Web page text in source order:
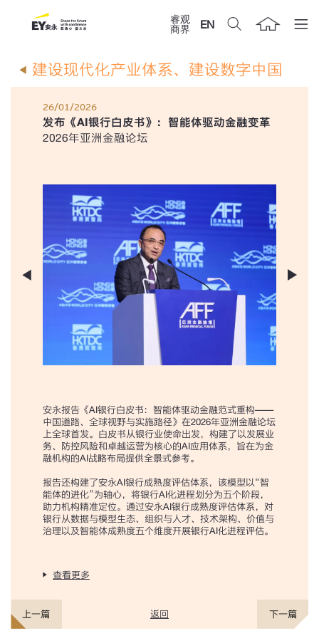
睿观
商界
EN
建设现代化产业体系、建设数字中国
26/01/2026
发布《AI银行白皮书》：智能体驱动金融变革
2026年亚洲金融论坛
安永报告《AI银行白皮书：智能体驱动金融范式重构——
中国道路、全球视野与实施路径》在2026年亚洲金融论坛
上全球首发。白皮书从银行业使命出发，构建了以发展业
务、防控风险和卓越运营为核心的AI应用体系，旨在为金
融机构的AI战略布局提供全景式参考。
报告还构建了安永AI银行成熟度评估体系，该模型以“智
能体的进化”为轴心，将银行AI化进程划分为五个阶段，
助力机构精准定位。通过安永AI银行成熟度评估体系，对
银行从数据与模型生态、组织与人才、技术架构、价值与
治理以及智能体成熟度五个维度开展银行AI化进程评估。
查看更多
上一篇 返回 下一篇